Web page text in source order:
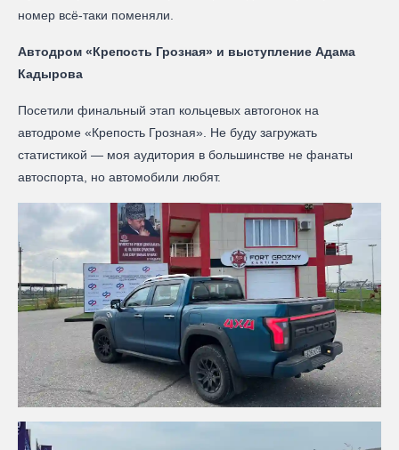
номер всё-таки поменяли.
Автодром «Крепость Грозная» и выступление Адама
Кадырова
Посетили финальный этап кольцевых автогонок на
автодроме «Крепость Грозная». Не буду загружать
статистикой — моя аудитория в большинстве не фанаты
автоспорта, но автомобили любят.